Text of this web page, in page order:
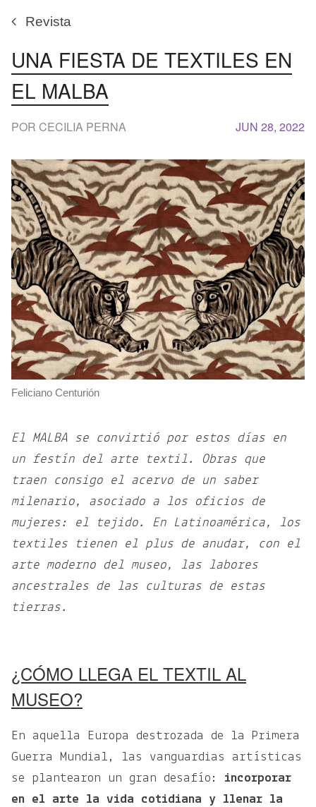
Revista
UNA FIESTA DE TEXTILES EN
EL MALBA
JUN 28, 2022
POR CECILIA PERNA
Feliciano Centurión
El MALBA se convirtió por estos días en
un festín del arte textil. Obras que
traen consigo el acervo de un saber
milenario, asociado a los oficios de
mujeres: el tejido. En Latinoamérica, los
textiles tienen el plus de anudar, con el
arte moderno del museo, las labores
ancestrales de las culturas de estas
tierras.
¿CÓMO LLEGA EL TEXTIL AL
MUSEO?
En aquella Europa destrozada de la Primera
Guerra Mundial, las vanguardias artísticas
se plantearon un gran desafío:
incorporar
en el arte la vida cotidiana y llenar la